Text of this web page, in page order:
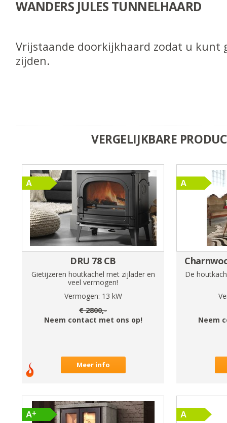
WANDERS JULES TUNNELHAARD
Vrijstaande doorkijkhaard zodat u kunt
zijden.
VERGELIJKBARE
DRU 78 CB
Gietijzeren houtkachel met zijlader en
veel vermogen!
Vermogen: 13 kW
€2800,-
Neem contact met ons op!
Meer info
De
Neem